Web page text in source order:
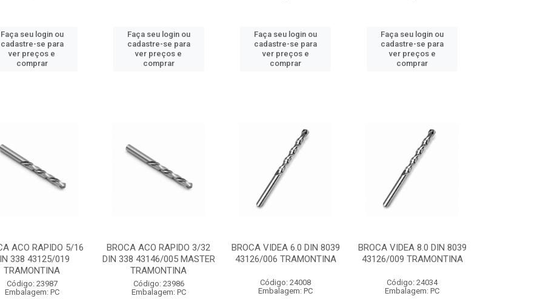
Faça seu login ou
cadastre-se para
ver preços e
comprar
Faça seu login ou
cadastre-se para
ver preços e
comprar
Faça seu login ou
cadastre-se para
ver preços e
comprar
Faça seu login ou
cadastre-se para
ver preços e
comprar
ACO RAPIDO 5/16
338 43125/019
TRAMONTINA
Código: 23987
Embalagem: PC
BROCA ACO RAPIDO 3/32
DIN 338 43146/005 MASTER
TRAMONTINA
Código: 23986
Embalagem: PC
BROCA VIDEA 6.0 DIN 8039
43126/006 TRAMONTINA
Código: 24008
Embalagem: PC
BROCA VIDEA 8.0 DIN 8039
43126/009 TRAMONTINA
Código: 24034
Embalagem: PC